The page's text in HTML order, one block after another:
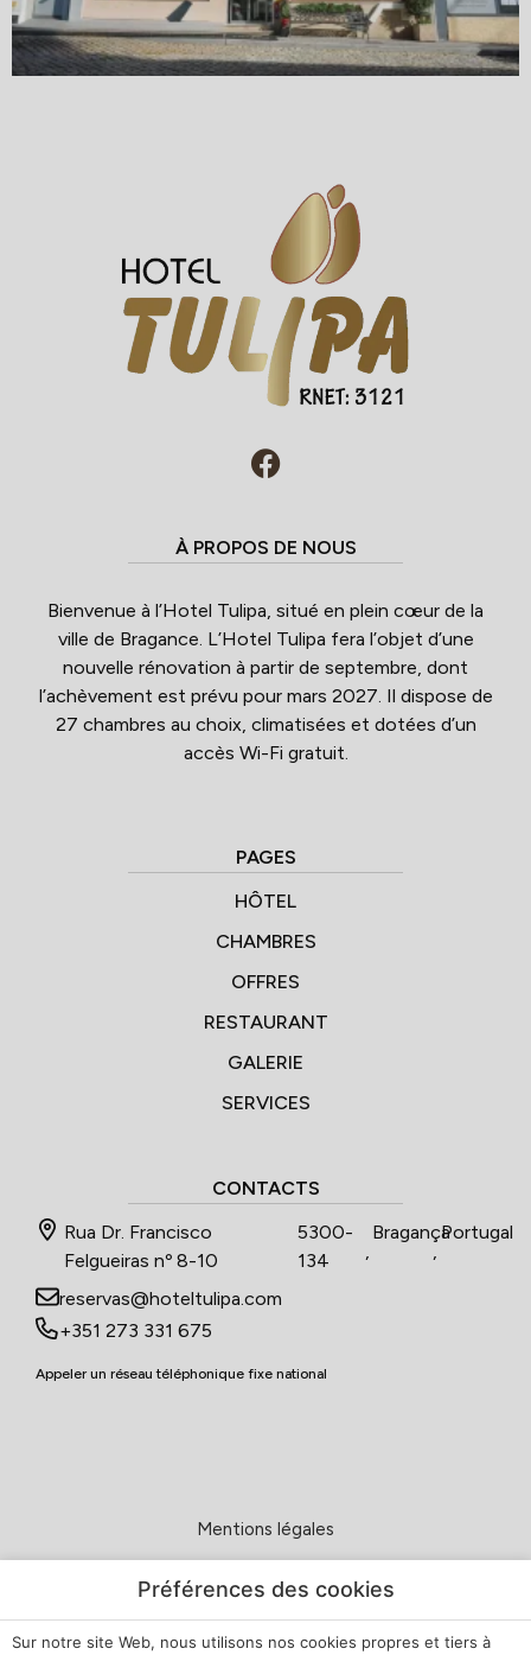
À PROPOS DE NOUS
Bienvenue à l’Hotel Tulipa, situé en plein cœur de la
ville de Bragance. L’Hotel Tulipa fera l’objet d’une
nouvelle rénovation à partir de septembre, dont
l’achèvement est prévu pour mars 2027. Il dispose de
27 chambres au choix, climatisées et dotées d’un
accès Wi-Fi gratuit.
PAGES
HÔTEL
CHAMBRES
OFFRES
RESTAURANT
GALERIE
SERVICES
CONTACTS
Rua Dr. Francisco
Felgueiras nº 8-10
5300-
134
,
Bragança
,
Portugal
reservas@hoteltulipa.com
+351 273 331 675
Appeler un réseau téléphonique fixe national
Mentions légales
Politique de Confidentialité
Politique de cookies
Préférences des cookies
Sur notre site Web, nous utilisons nos cookies propres et tiers à